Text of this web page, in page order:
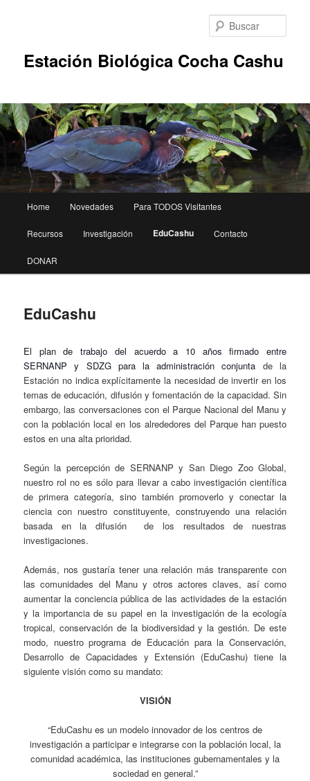
Estación Biológica Cocha Cashu
Home Novedades Para TODOS Visitantes
Recursos Investigación EduCashu Contacto
DONAR
EduCashu
El plan de trabajo del acuerdo a 10 años firmado entre
SERNANP y SDZG para la administración conjunta de la
Estación no indica explícitamente la necesidad de invertir en los
temas de educación, difusión y fomentación de la capacidad. Sin
embargo, las conversaciones con el Parque Nacional del Manu y
con la población local en los alrededores del Parque han puesto
estos en una alta prioridad.
Según la percepción de SERNANP y San Diego Zoo Global,
nuestro rol no es sólo para llevar a cabo investigación científica
de primera categoría, sino también promoverlo y conectar la
ciencia con nuestro constituyente, construyendo una relación
basada en la difusión de los resultados de nuestras
investigaciones.
Además, nos gustaría tener una relación más transparente con
las comunidades del Manu y otros actores claves, así como
aumentar la conciencia pública de las actividades de la estación
y la importancia de su papel en la investigación de la ecología
tropical, conservación de la biodiversidad y la gestión. De este
modo, nuestro programa de Educación para la Conservación,
Desarrollo de Capacidades y Extensión (EduCashu) tiene la
siguiente visión como su mandato:
VISIÓN
“EduCashu es un modelo innovador de los centros de
investigación a participar e integrarse con la población local, la
comunidad académica, las instituciones gubernamentales y la
sociedad en general.”